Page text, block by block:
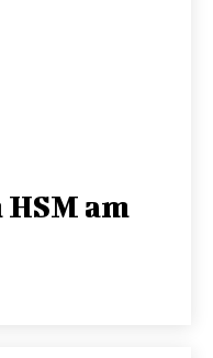
am